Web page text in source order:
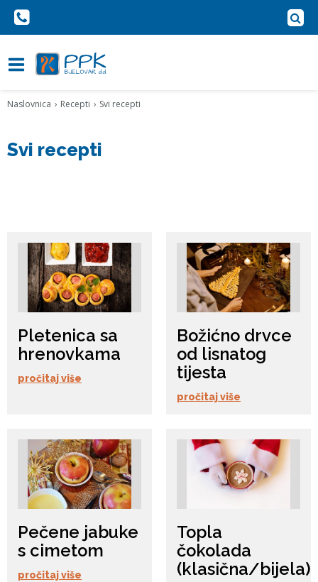
Naslovnica Recepti Svi recepti
Svi recepti
Pletenica sa
hrenovkama
pročitaj više
Božićno drvce
od lisnatog
tijesta
pročitaj više
Pečene jabuke
s cimetom
pročitaj više
Topla
čokolada
(klasična/bijela)